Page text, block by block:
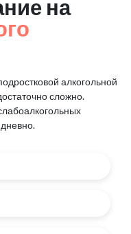
на
алкогольной
сложно.